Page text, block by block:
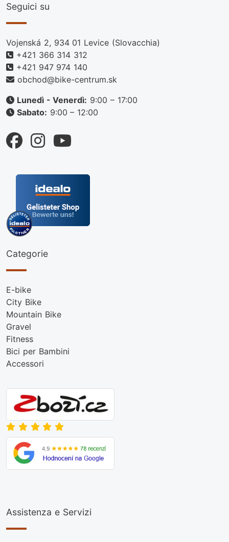
Seguici su
Vojenská 2, 934 01 Levice (Slovacchia)
+421 366 314 312
+421 947 974 140
obchod@bike-centrum.sk
Lunedì - Venerdì: 9:00 – 17:00
Sabato: 9:00 – 12:00
Categorie
E-bike
City Bike
Mountain Bike
Gravel
Fitness
Bici per Bambini
Accessori
Assistenza e Servizi